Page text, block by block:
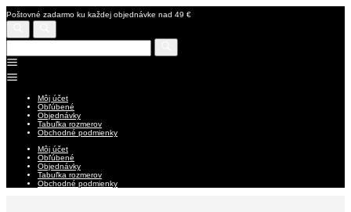
Poštovné zadarmo ku každej objednávke nad 49 €
Môj účet
Obľúbené
Objednávky
Tabuľka rozmerov
Obchodné podmienky
Môj účet
Obľúbené
Objednávky
Tabuľka rozmerov
Obchodné podmienky